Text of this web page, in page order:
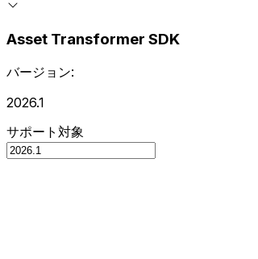
Asset Transformer SDK
バージョン:
2026.1
サポート対象